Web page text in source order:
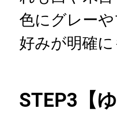
色にグレー
好みが明確
STEP3【